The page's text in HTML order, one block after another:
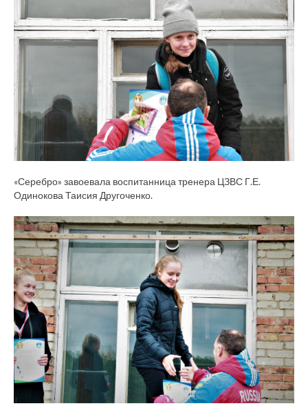
«Серебро» завоевала воспитанница тренера ЦЗВС Г.Е.
Одинокова Таисия Другоченко.